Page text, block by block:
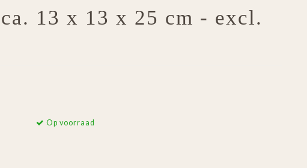
13 x 13 x 25 cm - excl.
Op voorraad